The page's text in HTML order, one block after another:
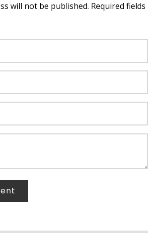
will not be published. Required fields